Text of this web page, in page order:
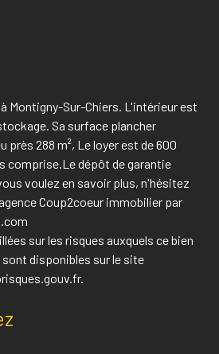
Montigny-Sur-Chiers. L'intérieur est
Sa surface plancher
près 288 m², Le loyer est de 600
comprise.Le dépôt de garantie
voulez en savoir plus, n'hésitez
Coup2coeur immobilier par
sur les risques auxquels ce bien
disponibles sur le site